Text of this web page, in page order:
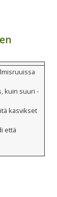
kuin suuri -
kasvikset
että